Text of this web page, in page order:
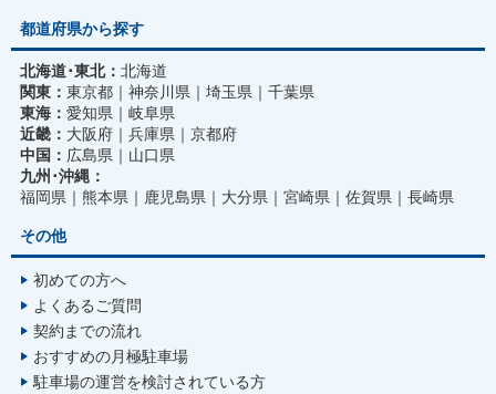
都道府県から探す
北海道･東北： 北海道
関東： 東京都 神奈川県 埼玉県
千葉県
東海： 愛知県
岐阜県
近畿： 大阪府 兵庫県
京都府
中国： 広島県
山口県
九州･沖縄：
福岡県
熊本県 鹿児島県 大分県 宮崎県 佐賀県
長崎県
その他
初めての方へ
よくあるご質問
契約までの流れ
おすすめの月極駐車場
駐車場の運営を検討されている方